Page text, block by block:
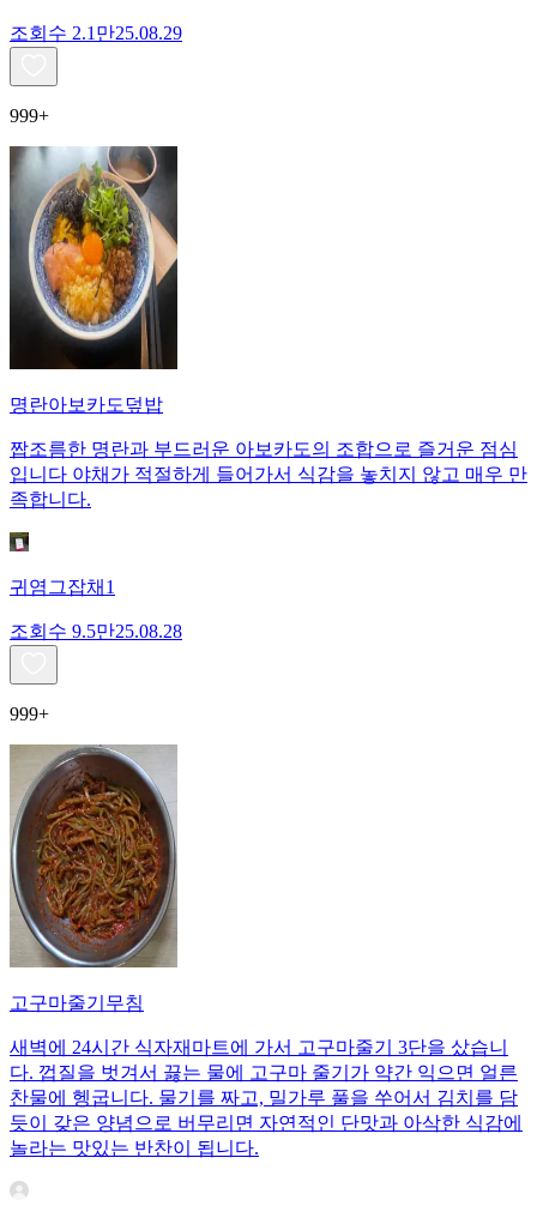
조회수 2.1만25.08.29
999+
명란아보카도덮밥
짭조름한 명란과 부드러운 아보카도의 조합으로 즐거운 점심
입니다 야채가 적절하게 들어가서 식감을 놓치지 않고 매우 만
족합니다.
귀염그잡채1
조회수 9.5만25.08.28
999+
고구마줄기무침
새벽에 24시간 식자재마트에 가서 고구마줄기 3단을 샀습니
다. 껍질을 벗겨서 끓는 물에 고구마 줄기가 약간 익으면 얼른
찬물에 헹굽니다. 물기를 짜고, 밀가루 풀을 쑤어서 김치를 담
듯이 갖은 양념으로 버무리면 자연적인 단맛과 아삭한 식감에
놀라는 맛있는 반찬이 됩니다.